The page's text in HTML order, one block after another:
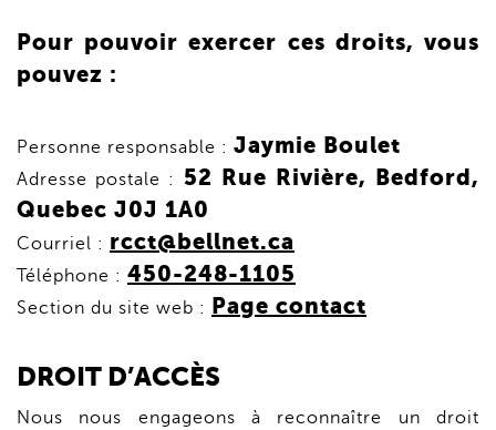
Pour pouvoir exercer ces droits, vous
pouvez :
Personne responsable : Jaymie Boulet
Adresse postale : 52 Rue Rivière, Bedford,
Quebec J0J 1A0
Courriel : rcct@bellnet.ca
Téléphone : 450-248-1105
Section du site web : Page contact
DROIT D’ACCÈS
Nous nous engageons à reconnaître un droit